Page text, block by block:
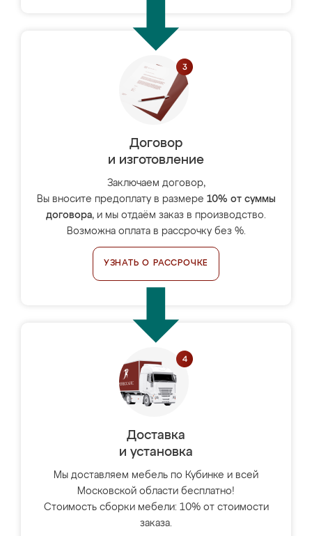
Договор
и изготовление
Заключаем договор,
Вы вносите предоплату в размере 10% от суммы
договора, и мы отдаём заказ в производство.
Возможна оплата в рассрочку без %.
УЗНАТЬ О РАССРОЧКЕ
Доставка
и установка
Мы доставляем мебель по Кубинке и всей
Московской области бесплатно!
Стоимость сборки мебели: 10% от стоимости
заказа.